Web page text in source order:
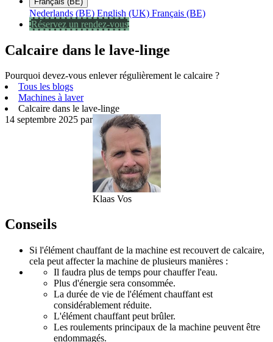
Nederlands (BE) English (UK) Français (BE)
Réservez un rendez-vous
Calcaire dans le lave-linge
Pourquoi devez-vous enlever régulièrement le calcaire ?
Tous les blogs
Machines à laver
Calcaire dans le lave-linge
14 septembre 2025 par
Klaas Vos
Conseils
Si l'élément chauffant de la machine est recouvert de calcaire,
cela peut affecter la machine de plusieurs manières :
Il faudra plus de temps pour chauffer l'eau.
Plus d'énergie sera consommée.
La durée de vie de l'élément chauffant est
considérablement réduite.
L'élément chauffant peut brûler.
Les roulements principaux de la machine peuvent être
endommagés.